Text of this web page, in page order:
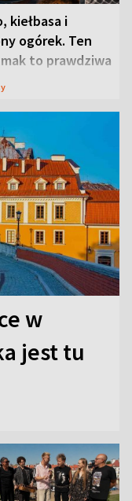
kiełbasa i
ogórek. Ten
to prawdziwa
w
jest tu